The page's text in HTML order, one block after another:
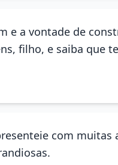
e a vontade de
filho, e saiba que
com muitas